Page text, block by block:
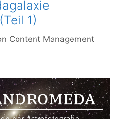
1)
Content Management